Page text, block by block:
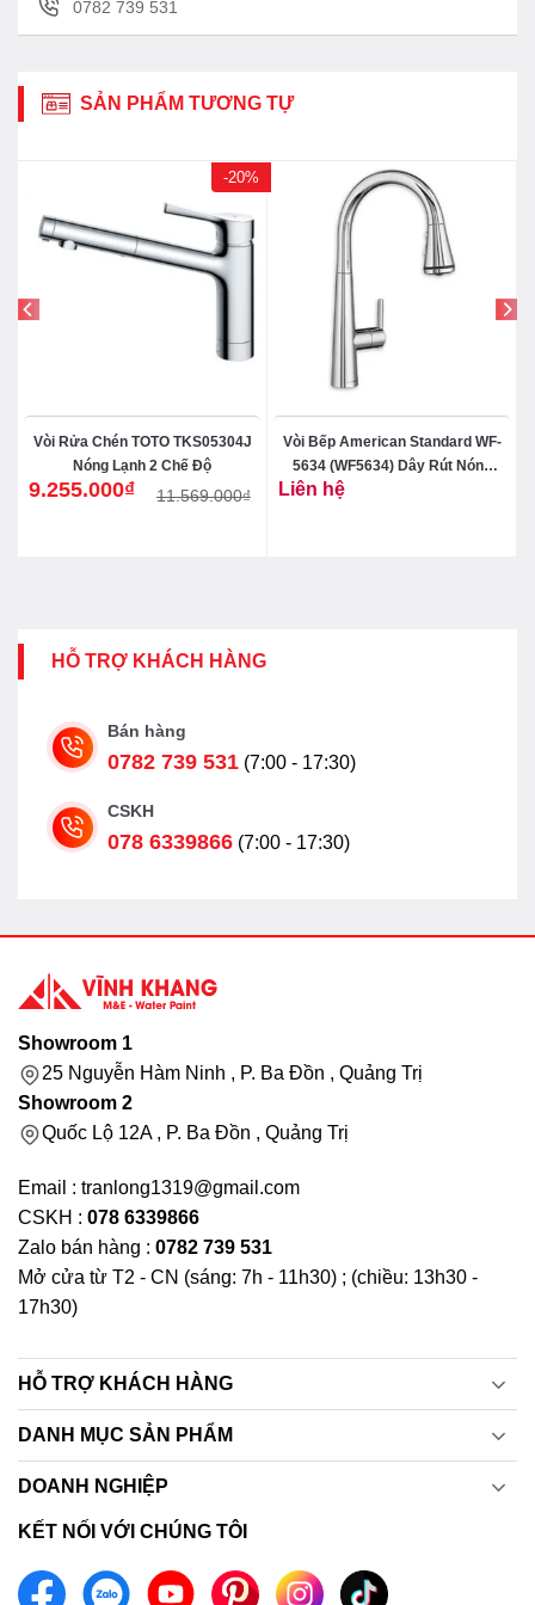
0782 739 531
SẢN PHẨM TƯƠNG TỰ
-20%
Vòi Rửa Chén TOTO TKS05304J
Nóng Lạnh 2 Chế Độ
11.569.000₫
Giá
9.255.000₫
Giá
Vòi Bếp American Standard WF-
5634 (WF5634) Dây Rút Nóng
Liên hệ
HỖ TRỢ KHÁCH HÀNG
Bán hàng
0782 739 531 (7:00 - 17:30)
CSKH
078 6339866 (7:00 - 17:30)
Showroom 1
25 Nguyễn Hàm Ninh , P. Ba Đồn , Quảng Trị
Showroom 2
Quốc Lộ 12A , P. Ba Đồn , Quảng Trị
Email : tranlong1319@gmail.com
CSKH : 078 6339866
Zalo bán hàng : 0782 739 531
Mở cửa từ T2 - CN (sáng: 7h - 11h30) ; (chiều: 13h30 -
17h30)
HỖ TRỢ KHÁCH HÀNG
DANH MỤC SẢN PHẨM
DOANH NGHIỆP
KẾT NỐI VỚI CHÚNG TÔI